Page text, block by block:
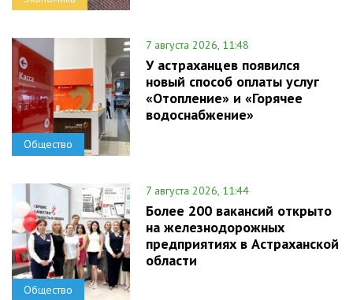
Общество
7 августа 2026, 11:48
У астраханцев появился
новый способ оплаты услуг
«Отопление» и «Горячее
водоснабжение»
Общество
7 августа 2026, 11:44
Более 200 вакансий открыто
на железнодорожных
предприятиях в Астраханской
области